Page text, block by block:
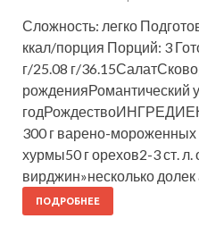
Сложность: легко
ккал/порция Порций: 3
г/25.08 г/
рожденияРомантический
300 г варено-мороженных
хурмы50 г орехов2-3 ст. л.
вирджин»несколько долек
ПОДРОБНЕЕ